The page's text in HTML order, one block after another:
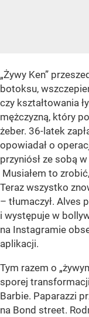
„Żywy Ken”
botoksu,
czy kształtowania
mężczyzną, który
żeber. 36-latek
opowiadał o
przyniósł ze sobą
Musiałem to
Teraz wszystko
– tłumaczył. Alves
i występuje w
na Instagramie
aplikacji.
Tym razem o
sporej
Barbie. Paparazzi
na Bond street.